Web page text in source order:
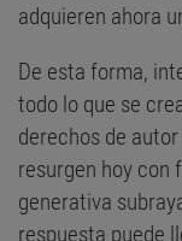
adquieren ahora
De esta forma,
todo lo que se
derechos de
resurgen hoy con
generativa
respuesta puede